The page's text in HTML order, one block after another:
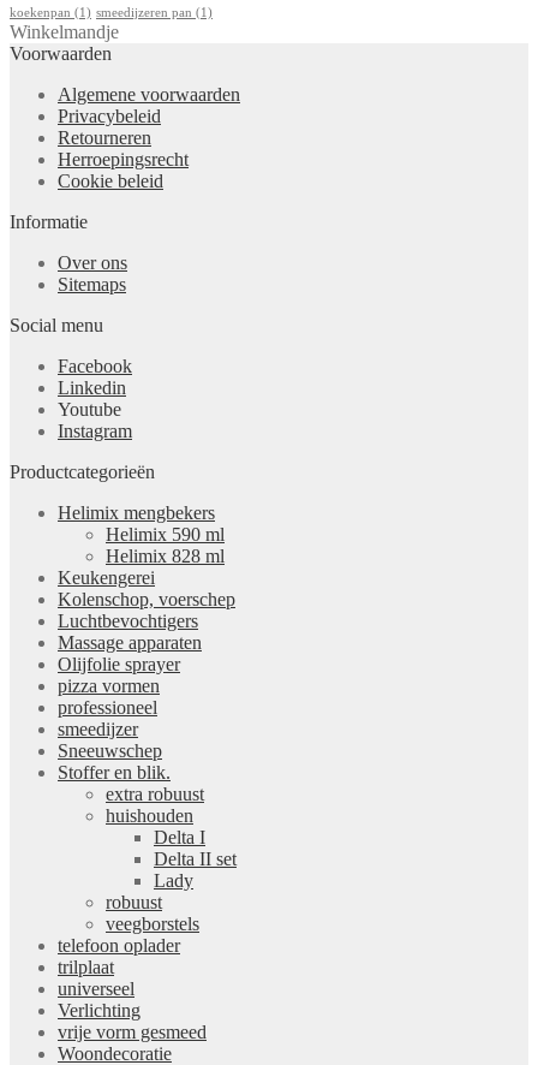
koekenpan (1) smeedijzeren pan (1)
Winkelmandje
Voorwaarden
Algemene voorwaarden
Privacybeleid
Retourneren
Herroepingsrecht
Cookie beleid
Informatie
Over ons
Sitemaps
Social menu
Facebook
Linkedin
Youtube
Instagram
Productcategorieën
Helimix mengbekers
Helimix 590 ml
Helimix 828 ml
Keukengerei
Kolenschop, voerschep
Luchtbevochtigers
Massage apparaten
Olijfolie sprayer
pizza vormen
professioneel
smeedijzer
Sneeuwschep
Stoffer en blik.
extra robuust
huishouden
Delta I
Delta II set
Lady
robuust
veegborstels
telefoon oplader
trilplaat
universeel
Verlichting
vrije vorm gesmeed
Woondecoratie